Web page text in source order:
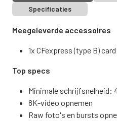
Specificaties
Meegeleverde accessoires
1x CFexpress (type B)
Top specs
Minimale schrijfsnelheid:
8K-video opnemen
Raw foto's en bursts